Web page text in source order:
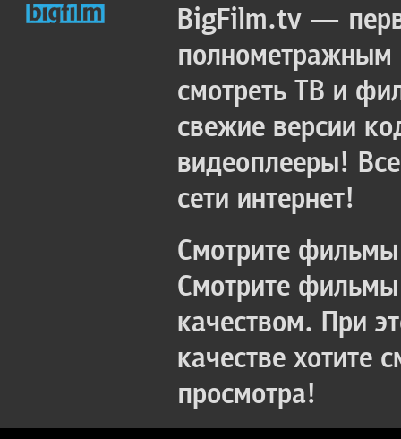
BigFilm.tv —
полнометражным
смотреть ТВ и
свежие версии
видеоплееры!
сети интернет!
Смотрите
Смотрите
качеством. При
качестве хотите
просмотра!